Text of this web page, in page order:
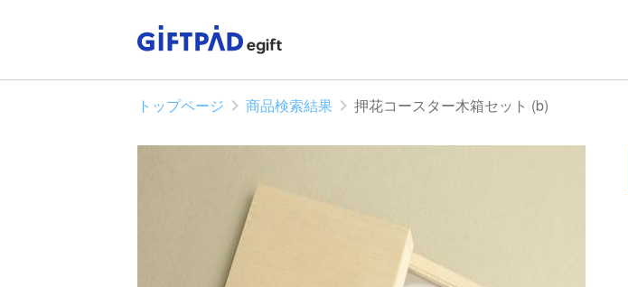
トップページ 商品検索結果 押花コースター木箱セット (b)